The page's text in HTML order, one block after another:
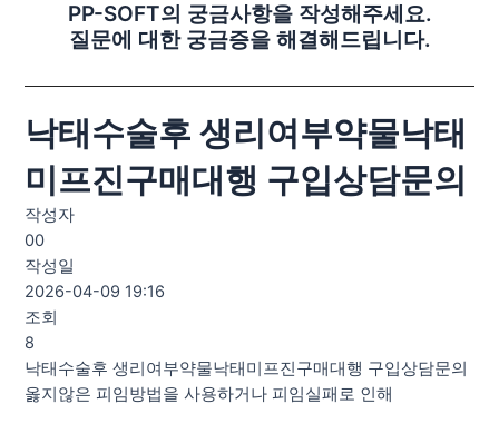
PP-SOFT의 궁금사항을 작성해주세요.
질문에 대한 궁금증을 해결해드립니다.
낙태수술후 생리여부약물낙태
미프진구매대행 구입상담문의
작성자
00
작성일
2026-04-09 19:16
조회
8
낙태수술후 생리여부약물낙태미프진구매대행 구입상담문의
옳지않은 피임방법을 사용하거나 피임실패로 인해